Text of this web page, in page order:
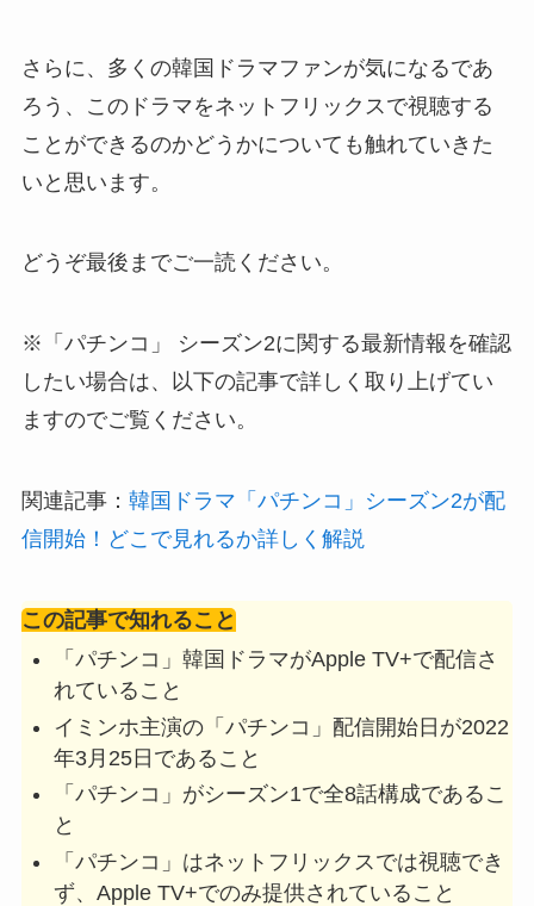
さらに、多くの韓国ドラマファンが気になるであ
ろう、このドラマをネットフリックスで視聴する
ことができるのかどうかについても触れていきた
いと思います。
どうぞ最後までご一読ください。
※ 「パチンコ」 シーズン2に関する最新情報を確認
したい場合は、以下の記事で詳しく取り上げてい
ますのでご覧ください。
関連記事： 韓国ドラマ「パチンコ」シーズン2が配
信開始！どこで見れるか詳しく解説
この記事で知れること
「パチンコ」韓国ドラマがApple TV+で配信さ
れていること
イミンホ主演の「パチンコ」配信開始日が2022
年3月25日であること
「パチンコ」がシーズン1で全8話構成であるこ
と
「パチンコ」はネットフリックスでは視聴でき
ず、Apple TV+でのみ提供されていること